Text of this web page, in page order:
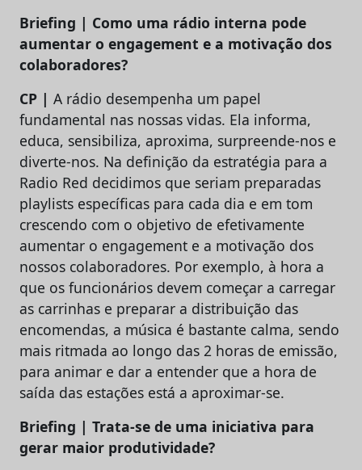
Briefing | Como uma rádio interna pode
aumentar o engagement e a motivação dos
colaboradores?
CP | A rádio desempenha um papel
fundamental nas nossas vidas. Ela informa,
educa, sensibiliza, aproxima, surpreende-nos e
diverte-nos. Na definição da estratégia para a
Radio Red decidimos que seriam preparadas
playlists específicas para cada dia e em tom
crescendo com o objetivo de efetivamente
aumentar o engagement e a motivação dos
nossos colaboradores. Por exemplo, à hora a
que os funcionários devem começar a carregar
as carrinhas e preparar a distribuição das
encomendas, a música é bastante calma, sendo
mais ritmada ao longo das 2 horas de emissão,
para animar e dar a entender que a hora de
saída das estações está a aproximar-se.
Briefing | Trata-se de uma iniciativa para
gerar maior produtividade?